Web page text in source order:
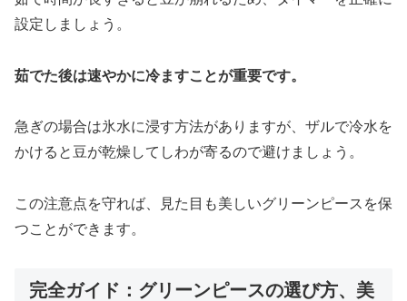
設定しましょう。
茹でた後は速やかに冷ますことが重要です。
急ぎの場合は氷水に浸す方法がありますが、ザルで冷水を
かけると豆が乾燥してしわが寄るので避けましょう。
この注意点を守れば、見た目も美しいグリーンピースを保
つことができます。
完全ガイド：グリーンピースの選び方、美